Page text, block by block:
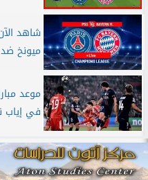
شاهد
ميونخ
موعد
في